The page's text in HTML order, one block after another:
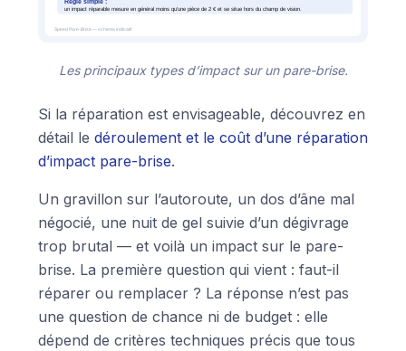
Les principaux types d’impact sur un pare-brise.
Si la réparation est envisageable, découvrez en
détail le déroulement et le coût d’une réparation
d’impact pare-brise.
Un gravillon sur l’autoroute, un dos d’âne mal
négocié, une nuit de gel suivie d’un dégivrage
trop brutal — et voilà un impact sur le pare-
brise. La première question qui vient : faut-il
réparer ou remplacer ? La réponse n’est pas
une question de chance ni de budget : elle
dépend de critères techniques précis que tous